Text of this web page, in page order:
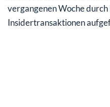
vergangenen Woche
Insidertransaktionen